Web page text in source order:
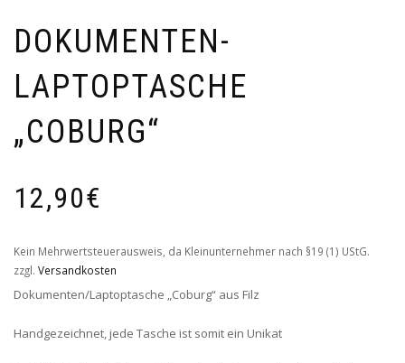
DOKUMENTEN-
LAPTOPTASCHE
„COBURG“
12,90€
Kein Mehrwertsteuerausweis, da Kleinunternehmer nach §19 (1) UStG.
zzgl. Versandkosten
Dokumenten/Laptoptasche „Coburg“ aus Filz
Handgezeichnet, jede Tasche ist somit ein Unikat